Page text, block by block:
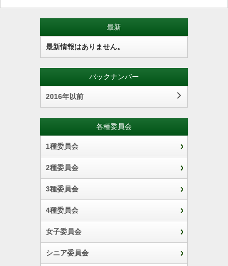
2018_四国大学サッカーリーグ ２部
組み合わせ 大会結果
大会結果(四国大学連盟_ＨＰ)
2018年05月06日
2018_インディペンデンスリーグ四国(Ｉリーグ)
組み合わせ
大会結果(四国大学連盟_ＨＰ)
2018年05月19日
2018_第47回全国自治体職員サッカー選手権大会
大会要項 大会結果
最新
最新情報はありません。
バックナンバー
2016年以前
各種委員会
1種委員会
2種委員会
3種委員会
4種委員会
女子委員会
シニア委員会